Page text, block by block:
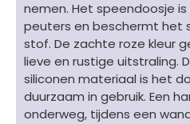
aantal
nemen. Het speendoosje is
peuters en beschermt het
stof. De zachte roze kleur
lieve en rustige uitstraling.
siliconen materiaal is het
duurzaam in gebruik. Een
onderweg, tijdens een